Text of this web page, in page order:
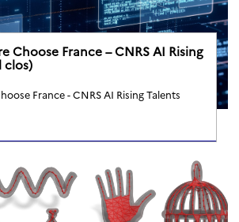
Choose France – CNRS AI Rising
clos)
France - CNRS AI Rising Talents